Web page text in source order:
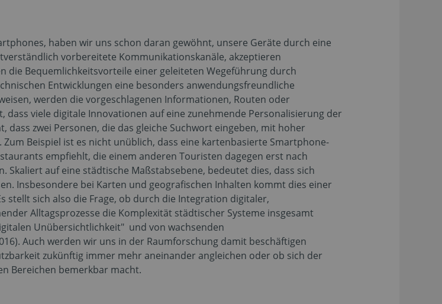
haben wir uns schon daran gewöhnt, unsere Geräte durch eine
vorbereitete Kommunikationskanäle, akzeptieren
Bequemlichkeitsvorteile einer geleiteten Wegeführung durch
Entwicklungen eine besonders anwendungsfreundliche
werden die vorgeschlagenen Informationen, Routen oder
dass viele digitale Innovationen auf eine zunehmende Personalisierung der
dass zwei Personen, die das gleiche Suchwort eingeben, mit hoher
Beispiel ist es nicht unüblich, dass eine kartenbasierte Smartphone-
empfiehlt, die einem anderen Touristen dagegen erst nach
Skaliert auf eine städtische Maßstabsebene, bedeutet dies, dass sich
Insbesondere bei Karten und geografischen Inhalten kommt dies einer
sich also die Frage, ob durch die Integration digitaler,
Alltagsprozesse die Komplexität städtischer Systeme insgesamt
Unübersichtlichkeit" und von wachsenden
Auch werden wir uns in der Raumforschung damit beschäftigen
zukünftig immer mehr aneinander angleichen oder ob sich der
Bereichen bemerkbar macht.